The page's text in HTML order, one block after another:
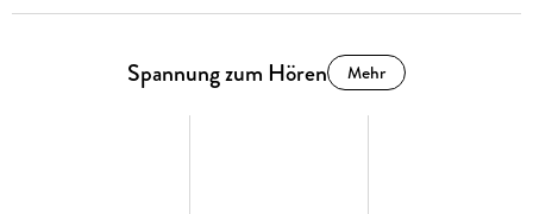
Spannung zum Hören Mehr